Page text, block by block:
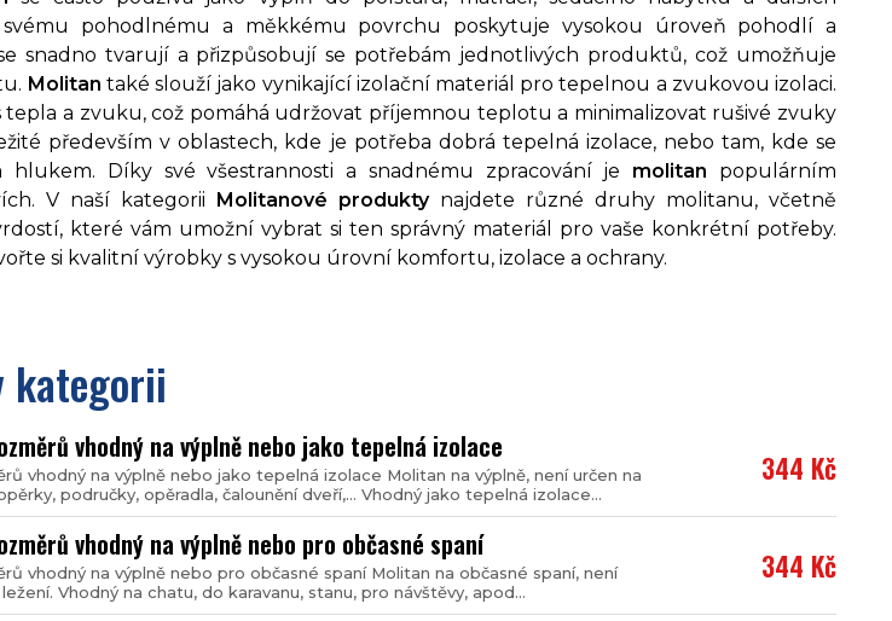
pohodlnému a měkkému povrchu poskytuje vysokou úroveň pohodlí a
snadno tvarují a přizpůsobují se potřebám jednotlivých produktů, což umožňuje
Molitan také slouží jako vynikající izolační materiál pro tepelnou a zvukovou izolaci.
a zvuku, což pomáhá udržovat příjemnou teplotu a minimalizovat rušivé zvuky
především v oblastech, kde je potřeba dobrá tepelná izolace, nebo tam, kde se
Díky své všestrannosti a snadnému zpracování je molitan populárním
V naší kategorii Molitanové produktynajdete různé druhy molitanu, včetně
které vám umožní vybrat si ten správný materiál pro vaše konkrétní potřeby.
si kvalitní výrobky s vysokou úrovní komfortu, izolace a ochrany.
kategorii
vhodný na výplně nebo jako tepelná izolace
vhodný na výplně nebo jako tepelná izolace Molitan na výplně, není určen na
područky, opěradla, čalounění dveří,… Vhodný jako tepelná izolace...
344 Kč
vhodný na výplně nebo pro občasné spaní
vhodný na výplně nebo pro občasné spaní Molitan na občasné spaní, není
Vhodný na chatu, do karavanu, stanu, pro návštěvy, apod...
344 Kč